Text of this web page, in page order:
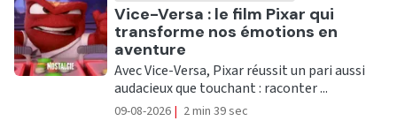
Ecouter
Vice-Versa : le film Pixar qui
transforme nos émotions en
aventure
Avec Vice-Versa, Pixar réussit un pari aussi
audacieux que touchant : raconter ...
09-08-2026 | 2 min 39 sec